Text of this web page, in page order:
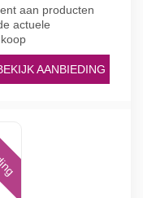
aan producten
actuele
AANBIEDING